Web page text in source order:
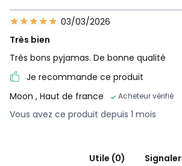
03/03/2026
Très bien
Très bons pyjamas. De bonne qualité
Je recommande ce produit
Moon , Haut de france Acheteur vérifié
Vous avez ce produit depuis 1 mois
Utile (0)
Signaler